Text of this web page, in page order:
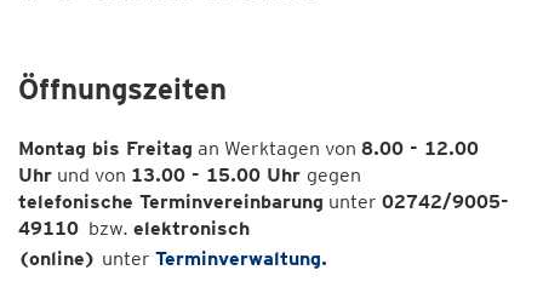
Öffnungszeiten
Montag bis Freitag an Werktagen von 8.00 - 12.00
Uhr und von 13.00 - 15.00 Uhr gegen
telefonische Terminvereinbarung unter 02742/9005-
49110 bzw. elektronisch
(online) unter Terminverwaltung.